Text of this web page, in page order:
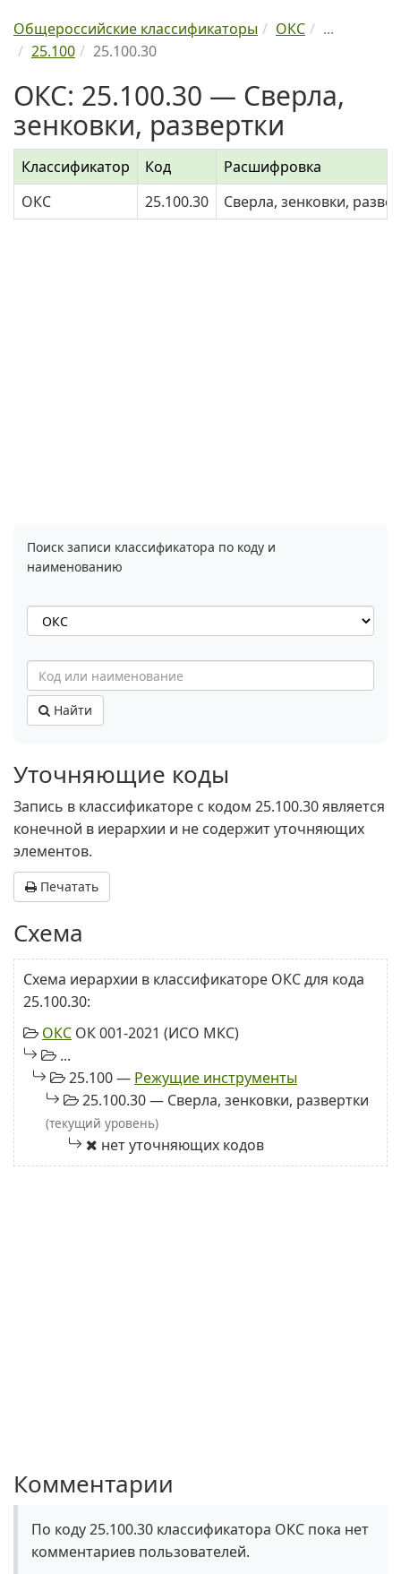
Общероссийские классификаторы ОКС
...
25.100
25.100.30
ОКС: 25.100.30 — Сверла,
зенковки, развертки
Классификатор Код
Расшифровка
ОКС
25.100.30 Сверла, зенковки,
Поиск записи классификатора по коду и
наименованию
Найти
Уточняющие коды
Запись в классификаторе с кодом 25.100.30 является
конечной в иерархии и не содержит уточняющих
элементов.
Печатать
Схема
Схема иерархии в классификаторе ОКС для кода
25.100.30:
ОКС ОК 001-2021 (ИСО МКС)
...
25.100 — Режущие инструменты
25.100.30 — Сверла, зенковки, развертки
(текущий уровень)
нет уточняющих кодов
Комментарии
По коду 25.100.30 классификатора ОКС пока нет
комментариев пользователей.